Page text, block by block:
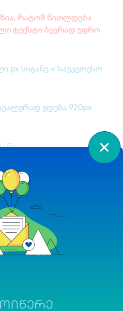
რატომ წითლდება
ტექსტი ბევრად უფრო
px სიგანე = საუკეთესო
ჯდება 920px
სწრაფად იგებს შენს
შენი გვერდის
CTR-ს
ქცევითი სიგნალები